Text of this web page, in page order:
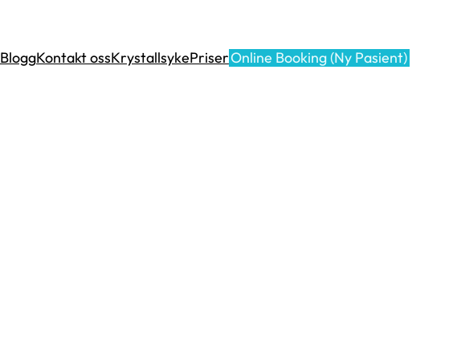
BloggKontakt ossKrystallsykePriserOnline Booking (Ny Pasient)